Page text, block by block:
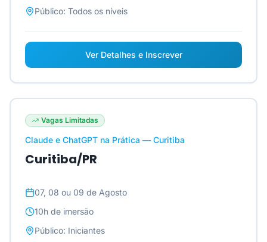
Público: Todos os níveis
Ver Detalhes e Inscrever
Vagas Limitadas
Claude e ChatGPT na Prática — Curitiba
Curitiba/PR
07, 08 ou 09 de Agosto
10h de imersão
Público: Iniciantes